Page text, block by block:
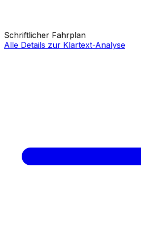
Schriftlicher Fahrplan
Alle Details zur Klartext-Analyse